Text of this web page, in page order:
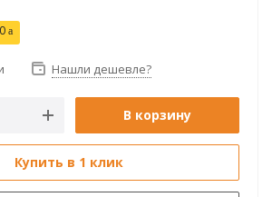
Нашли дешевле?
В корзину
Купить в 1 клик